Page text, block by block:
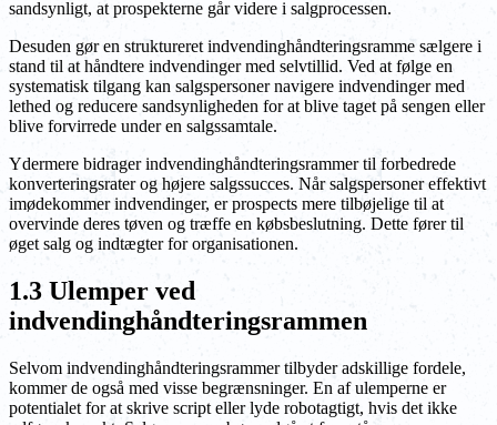
sandsynligt, at prospekterne går videre i salgprocessen.
Desuden gør en struktureret indvendinghåndteringsramme sælgere i
stand til at håndtere indvendinger med selvtillid. Ved at følge en
systematisk tilgang kan salgspersoner navigere indvendinger med
lethed og reducere sandsynligheden for at blive taget på sengen eller
blive forvirrede under en salgssamtale.
Ydermere bidrager indvendinghåndteringsrammer til forbedrede
konverteringsrater og højere salgssucces. Når salgspersoner effektivt
imødekommer indvendinger, er prospects mere tilbøjelige til at
overvinde deres tøven og træffe en købsbeslutning. Dette fører til
øget salg og indtægter for organisationen.
1.3 Ulemper ved
indvendinghåndteringsrammen
Selvom indvendinghåndteringsrammer tilbyder adskillige fordele,
kommer de også med visse begrænsninger. En af ulemperne er
potentialet for at skrive script eller lyde robotagtigt, hvis det ikke